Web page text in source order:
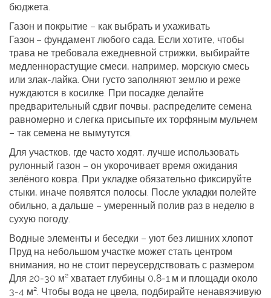
бюджета.
Газон и покрытие – как выбрать и ухаживать
Газон – фундамент любого сада. Если хотите, чтобы
трава не требовала ежедневной стрижки, выбирайте
медленнорастущие смеси, например, морскую смесь
или злак-лайка. Они густо заполняют землю и реже
нуждаются в косилке. При посадке делайте
предварительный сдвиг почвы, распределите семена
равномерно и слегка присыпьте их торфяным мульчем
– так семена не вымутутся.
Для участков, где часто ходят, лучше использовать
рулонный газон – он укорочивает время ожидания
зелёного ковра. При укладке обязательно фиксируйте
стыки, иначе появятся полосы. После укладки полейте
обильно, а дальше – умеренный полив раз в неделю в
сухую погоду.
Водные элементы и беседки – уют без лишних хлопот
Пруд на небольшом участке может стать центром
внимания, но не стоит переусердствовать с размером.
Для 20‑30 м² хватает глубины 0,8‑1 м и площади около
3‑4 м². Чтобы вода не цвела, подбирайте ненавязчивую